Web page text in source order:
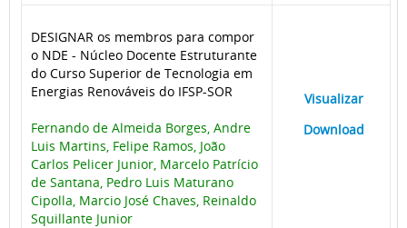
DESIGNAR os membros para compor
o NDE - Núcleo Docente Estruturante
do Curso Superior de Tecnologia em
Energias Renováveis do IFSP-SOR
Fernando de Almeida Borges, Andre
Luis Martins, Felipe Ramos, João
Carlos Pelicer Junior, Marcelo Patrício
de Santana, Pedro Luis Maturano
Cipolla, Marcio José Chaves, Reinaldo
Squillante Junior
Visualizar
Download